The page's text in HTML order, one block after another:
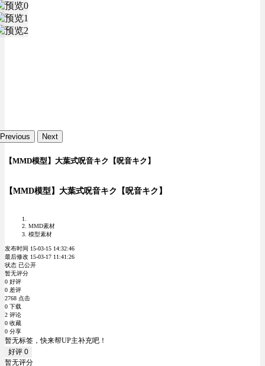
Previous Next
【MMD模型】大葉式呪音キク【呪音キク】
【MMD模型】大葉式呪音キク【呪音キク】
MMD素材
模型素材
发布时间 15-03-15 14:32:46
最后修改 15-03-17 11:41:26
状态 已公开
暂无评分
0 好评
0 差评
2768 点击
0 下载
2 评论
0 收藏
0 分享
暂无标签，快来帮UP主补充吧！
好评 0
暂无评分